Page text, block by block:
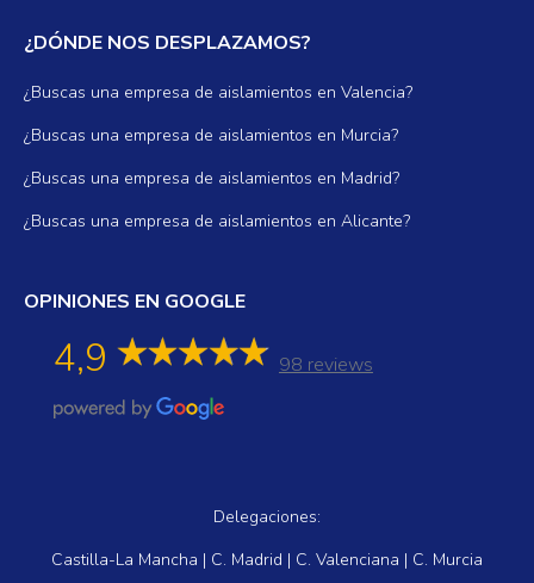
¿DÓNDE NOS DESPLAZAMOS?
¿Buscas una empresa de aislamientos en Valencia?
¿Buscas una empresa de aislamientos en Murcia?
¿Buscas una empresa de aislamientos en Madrid?
¿Buscas una empresa de aislamientos en Alicante?
OPINIONES EN GOOGLE
4,9 98 reviews
Delegaciones:
Castilla-La Mancha | C. Madrid | C. Valenciana | C. Murcia